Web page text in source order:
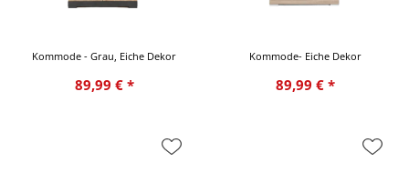
Kommode - Grau, Eiche Dekor
89,99 € *
Kommode- Eiche Dekor
89,99 € *